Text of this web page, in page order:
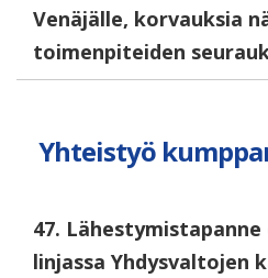
Venäjälle, korvauksia
toimenpiteiden
Yhteistyö
47.
linjassa Yhdysvaltojen